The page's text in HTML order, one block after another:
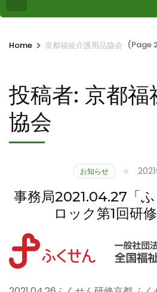
Home > 京都福祉介護用品協会 (Page
投稿者: 京都福
協会
お知らせ
事務局2021.04.27「
ロック第1回研